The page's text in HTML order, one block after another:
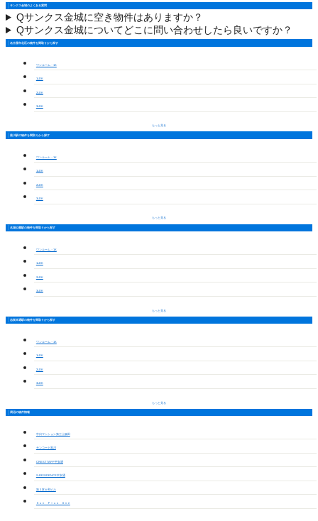
サンクス金城のよくある質問
Qサンクス金城に空き物件はありますか？
Qサンクス金城についてどこに問い合わせしたら良いですか？
名古屋市北区の物件を間取りから探す
ワンルーム・1K
1LDK
2LDK
3LDK
もっと見る
黒川駅の物件を間取りから探す
ワンルーム・1K
1LDK
2LDK
3LDK
もっと見る
名城公園駅の物件を間取りから探す
ワンルーム・1K
1LDK
2LDK
3LDK
もっと見る
志賀本通駅の物件を間取りから探す
ワンルーム・1K
1LDK
2LDK
3LDK
もっと見る
周辺の物件情報
中日マンション第三上飯田
サンコート黒川
CREST TAPP平安通
S-RESIDENCE平安通
第３富士和ビル
Ｓｕｎ Ｐｌｕｓ Ｏｎｅ